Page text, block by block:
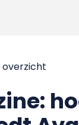
overzicht